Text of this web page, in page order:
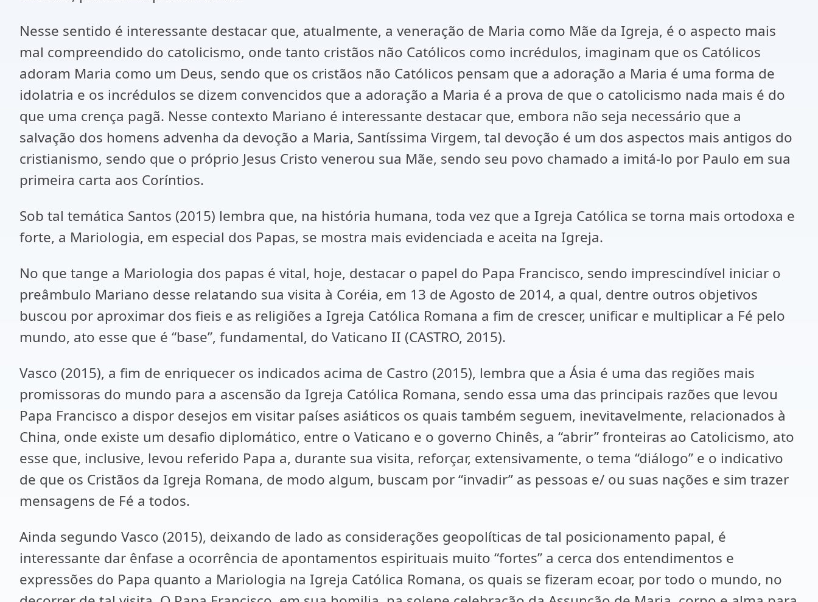
Nesse sentido é interessante destacar que, atualmente, a veneração de Maria como Mãe da Igreja, é o aspecto mais
mal compreendido do catolicismo, onde tanto cristãos não Católicos como incrédulos, imaginam que os Católicos
adoram Maria como um Deus, sendo que os cristãos não Católicos pensam que a adoração a Maria é uma forma de
idolatria e os incrédulos se dizem convencidos que a adoração a Maria é a prova de que o catolicismo nada mais é do
que uma crença pagã. Nesse contexto Mariano é interessante destacar que, embora não seja necessário que a
salvação dos homens advenha da devoção a Maria, Santíssima Virgem, tal devoção é um dos aspectos mais antigos do
cristianismo, sendo que o próprio Jesus Cristo venerou sua Mãe, sendo seu povo chamado a imitá-lo por Paulo em sua
primeira carta aos Coríntios.
Sob tal temática Santos (2015) lembra que, na história humana, toda vez que a Igreja Católica se torna mais ortodoxa e
forte, a Mariologia, em especial dos Papas, se mostra mais evidenciada e aceita na Igreja.
No que tange a Mariologia dos papas é vital, hoje, destacar o papel do Papa Francisco, sendo imprescindível iniciar o
preâmbulo Mariano desse relatando sua visita à Coréia, em 13 de Agosto de 2014, a qual, dentre outros objetivos
buscou por aproximar dos fieis e as religiões a Igreja Católica Romana a fim de crescer, unificar e multiplicar a Fé pelo
mundo, ato esse que é “base”, fundamental, do Vaticano II (CASTRO, 2015).
Vasco (2015), a fim de enriquecer os indicados acima de Castro (2015), lembra que a Ásia é uma das regiões mais
promissoras do mundo para a ascensão da Igreja Católica Romana, sendo essa uma das principais razões que levou
Papa Francisco a dispor desejos em visitar países asiáticos os quais também seguem, inevitavelmente, relacionados à
China, onde existe um desafio diplomático, entre o Vaticano e o governo Chinês, a “abrir” fronteiras ao Catolicismo, ato
esse que, inclusive, levou referido Papa a, durante sua visita, reforçar, extensivamente, o tema “diálogo” e o indicativo
de que os Cristãos da Igreja Romana, de modo algum, buscam por “invadir” as pessoas e/ ou suas nações e sim trazer
mensagens de Fé a todos.
Ainda segundo Vasco (2015), deixando de lado as considerações geopolíticas de tal posicionamento papal, é
interessante dar ênfase a ocorrência de apontamentos espirituais muito “fortes” a cerca dos entendimentos e
expressões do Papa quanto a Mariologia na Igreja Católica Romana, os quais se fizeram ecoar, por todo o mundo, no